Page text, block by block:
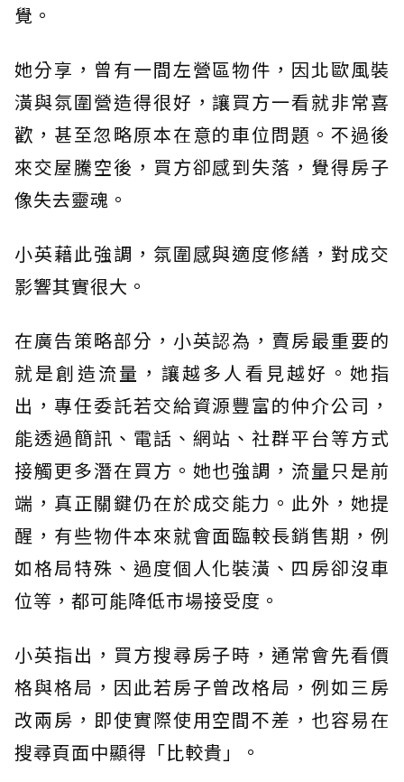
覺。
她分享，曾有一間左營區物件，因北歐風裝
潢與氛圍營造得很好，讓買方一看就非常喜
歡，甚至忽略原本在意的車位問題。不過後
來交屋騰空後，買方卻感到失落，覺得房子
像失去靈魂。
小英藉此強調，氛圍感與適度修繕，對成交
影響其實很大。
在廣告策略部分，小英認為，賣房最重要的
就是創造流量，讓越多人看見越好。她指
出，專任委託若交給資源豐富的仲介公司，
能透過簡訊、電話、網站、社群平台等方式
接觸更多潛在買方。她也強調，流量只是前
端，真正關鍵仍在於成交能力。此外，她提
醒，有些物件本來就會面臨較長銷售期，例
如格局特殊、過度個人化裝潢、四房卻沒車
位等，都可能降低市場接受度。
小英指出，買方搜尋房子時，通常會先看價
格與格局，因此若房子曾改格局，例如三房
改兩房，即使實際使用空間不差，也容易在
搜尋頁面中顯得「比較貴」。